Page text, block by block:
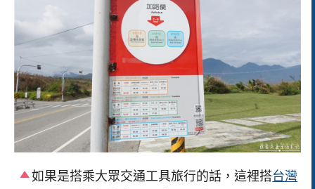
如果是搭乘大眾交通工具旅行的話，這裡搭台灣